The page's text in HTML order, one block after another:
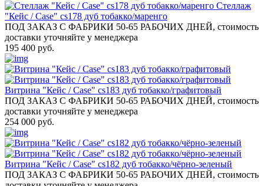
Стеллаж
"Кейс / Case" cs178 дуб тобакко/маренго
ПОД ЗАКАЗ С ФАБРИКИ 50-65 РАБОЧИХ ДНЕЙ, стоимость
доставки уточняйте у менеджера
195 400 руб.
Витрина "Кейс / Case" cs183 дуб тобакко/графитовый
ПОД ЗАКАЗ С ФАБРИКИ 50-65 РАБОЧИХ ДНЕЙ, стоимость
доставки уточняйте у менеджера
254 000 руб.
Витрина "Кейс / Case" cs182 дуб тобакко/чёрно-зеленый
ПОД ЗАКАЗ С ФАБРИКИ 50-65 РАБОЧИХ ДНЕЙ, стоимость